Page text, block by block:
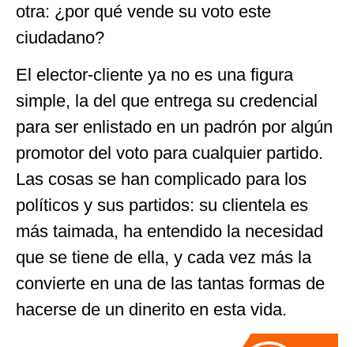
otra: ¿por qué vende su voto este
ciudadano?
El elector-cliente ya no es una figura
simple, la del que entrega su credencial
para ser enlistado en un padrón por algún
promotor del voto para cualquier partido.
Las cosas se han complicado para los
políticos y sus partidos: su clientela es
más taimada, ha entendido la necesidad
que se tiene de ella, y cada vez más la
convierte en una de las tantas formas de
hacerse de un dinerito en esta vida.